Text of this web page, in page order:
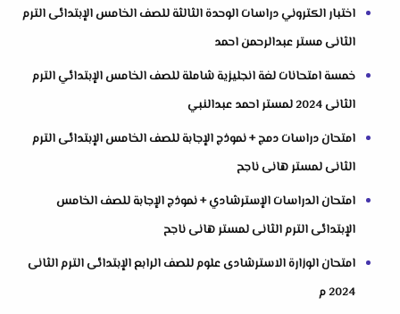
اختبار الكتروني دراسات الوحدة الثالثة للصف الخامس الإبتدائى الترم
الثانى مستر عبدالرحمن احمد
خمسة امتحانات لغة انجليزية شاملة للصف الخامس الإبتدائي الترم
الثانى 2024 لمستر احمد عبدالنبي
امتحان دراسات دمج + نموذج الإجابة للصف الخامس الإبتدائى الترم
الثانى لمستر هانى ناجح
امتحان الدراسات الإسترشادي + نموذج الإجابة للصف الخامس
الإبتدائى الترم الثانى لمستر هانى ناجح
امتحان الوزارة الاسترشادى علوم للصف الرابع الإبتدائى الترم الثانى
2024 م